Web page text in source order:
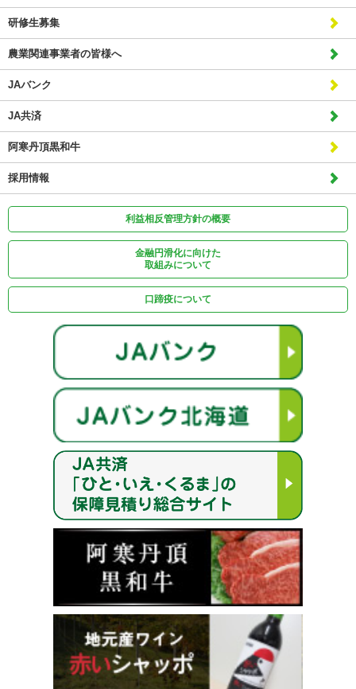
研修生募集
農業関連事業者の皆様へ
JAバンク
JA共済
阿寒丹頂黒和牛
採用情報
利益相反管理方針の概要
金融円滑化に向けた
取組みについて
口蹄疫について